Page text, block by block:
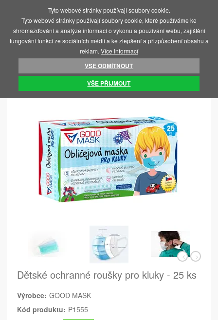
ÚVOD COVID 19 - RESPIRÁTORY, TESTY CHIRURGICKÉ ROUŠKY
Dětské ochranné roušky pro kluky - 25 ks
Výrobce: GOOD MASK
Kód produktu: P1555
Tyto webové stránky používají soubory cookie.
Tyto webové stránky používají soubory cookie, které používáme ke
shromažďování a analýze informací o výkonu a používání webu, zajištění
fungování funkcí ze sociálních médií a ke zlepšení a přizpůsobení obsahu a
reklam. Více informací
VŠE ODMÍTNOUT
VŠE PŘIJMOUT